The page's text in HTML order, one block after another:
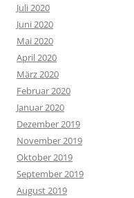
Juli 2020
Juni 2020
Mai 2020
April 2020
März 2020
Februar 2020
Januar 2020
Dezember 2019
November 2019
Oktober 2019
September 2019
August 2019